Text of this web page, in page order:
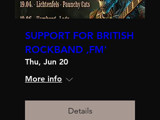
SUPPORT FOR BRITISH
ROCKBAND ‚FM'
Thu, Jun 20
More info
Details